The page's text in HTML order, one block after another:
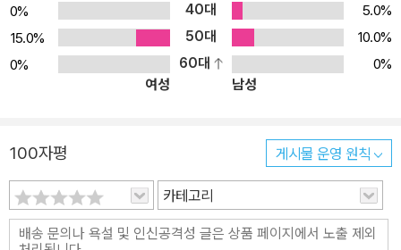
0%
40대
5.0%
15.0%
50대
10.0%
0%
60대
0%
여성
남성
100자평 게시물 운영 원칙
카테고리